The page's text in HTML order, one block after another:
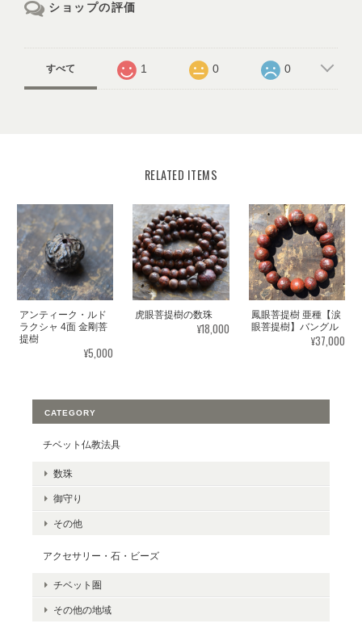
ショップの評価
すべて 1 0 0
RELATED ITEMS
アンティーク・ルド
ラクシャ 4面 金剛菩
提樹
¥5,000
虎眼菩提樹の数珠
¥18,000
鳳眼菩提樹 亜種【涙
眼菩提樹】バングル
¥37,000
CATEGORY
チベット仏教法具
数珠
御守り
その他
アクセサリー・石・ビーズ
チベット圏
その他の地域